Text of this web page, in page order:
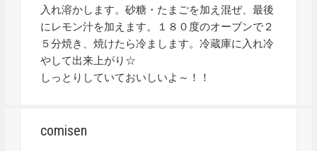
入れ溶かします。砂糖・たまごを加え混ぜ、最後
にレモン汁を加えます。１８０度のオーブンで２
５分焼き、焼けたら冷まします。冷蔵庫に入れ冷
やして出来上がり☆
しっとりしていておいしいよ～！！
comisen